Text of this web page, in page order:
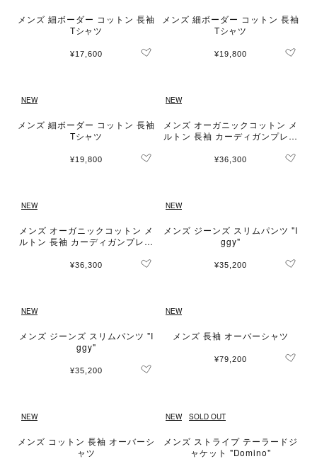
メンズ 細ボーダー コットン 長袖
Tシャツ
¥17,600
メンズ 細ボーダー コットン 長袖
Tシャツ
¥19,800
NEW
メンズ 細ボーダー コットン 長袖
Tシャツ
¥19,800
NEW
メンズ オーガニックコットン メ
ルトン 長袖 カーディガンプレッ
e]
¥36,300
NEW
メンズ オーガニックコットン メ
ルトン 長袖 カーディガンプレッ
e]
¥36,300
NEW
メンズ ジーンズ スリムパンツ "I
ggy"
¥35,200
NEW
メンズ ジーンズ スリムパンツ "I
ggy"
¥35,200
NEW
メンズ 長袖 オーバーシャツ
¥79,200
NEW
メンズ コットン 長袖 オーバーシ
ャツ
NEW SOLD OUT
メンズ ストライプ テーラードジ
ャケット "Domino"